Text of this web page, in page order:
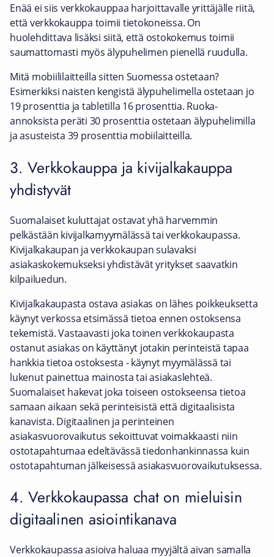
Enää ei siis verkkokauppaa harjoittavalle yrittäjälle riitä,
että verkkokauppa toimii tietokoneissa. On
huolehdittava lisäksi siitä, että ostokokemus toimii
saumattomasti myös älypuhelimen pienellä ruudulla.
Mitä mobiililaitteilla sitten Suomessa ostetaan?
Esimerkiksi naisten kengistä älypuhelimella ostetaan jo
19 prosenttia ja tabletilla 16 prosenttia. Ruoka-
annoksista peräti 30 prosenttia ostetaan älypuhelimilla
ja asusteista 39 prosenttia mobiilaitteilla.
3. Verkkokauppa ja kivijalkakauppa
yhdistyvät
Suomalaiset kuluttajat ostavat yhä harvemmin
pelkästään kivijalkamyymälässä tai verkkokaupassa.
Kivijalkakaupan ja verkkokaupan sulavaksi
asiakaskokemukseksi yhdistävät yritykset saavatkin
kilpailuedun.
Kivijalkakaupasta ostava asiakas on lähes poikkeuksetta
käynyt verkossa etsimässä tietoa ennen ostoksensa
tekemistä. Vastaavasti joka toinen verkkokaupasta
ostanut asiakas on käyttänyt jotakin perinteistä tapaa
hankkia tietoa ostoksesta - käynyt myymälässä tai
lukenut painettua mainosta tai asiakaslehteä.
Suomalaiset hakevat joka toiseen ostokseensa tietoa
samaan aikaan sekä perinteisistä että digitaalisista
kanavista. Digitaalinen ja perinteinen
asiakasvuorovaikutus sekoittuvat voimakkaasti niin
ostotapahtumaa edeltävässä tiedonhankinnassa kuin
ostotapahtuman jälkeisessä asiakasvuorovaikutuksessa.
4. Verkkokaupassa chat on mieluisin
digitaalinen asiointikanava
Verkkokaupassa asioiva haluaa myyjältä aivan samalla